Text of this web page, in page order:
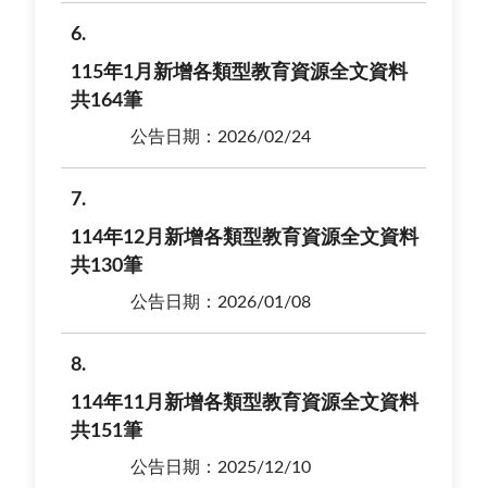
6
115年1月新增各類型教育資源全文資料
共164筆
公告日期：2026/02/24
7
114年12月新增各類型教育資源全文資料
共130筆
公告日期：2026/01/08
8
114年11月新增各類型教育資源全文資料
共151筆
公告日期：2025/12/10